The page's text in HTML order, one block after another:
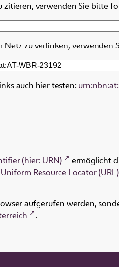
zitieren, verwenden Sie bitte
Netz zu verlinken, verwenden
auch hier testen:
(hier: URN)
ermöglicht
Uniform Resource Locator (URL)
aufgerufen werden,
.